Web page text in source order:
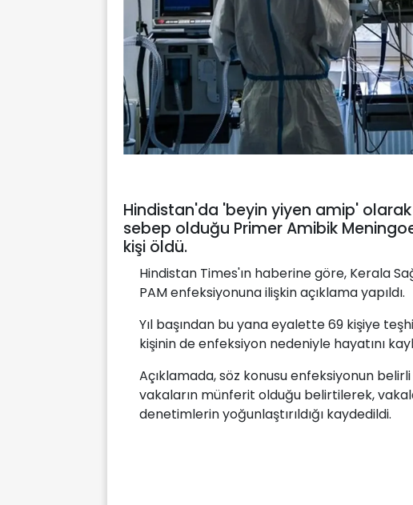
Hindistan'da 'beyin yiyen amip'
sebep olduğu Primer Amibik
kişi öldü.
Hindistan Times'ın haberine göre, Kerala
PAM enfeksiyonuna ilişkin açıklama yapıldı.
Yıl başından bu yana eyalette 69 kişiye
kişinin de enfeksiyon nedeniyle hayatını
Açıklamada, söz konusu enfeksiyonun belirli
vakaların münferit olduğu belirtilerek,
denetimlerin yoğunlaştırıldığı kaydedildi.